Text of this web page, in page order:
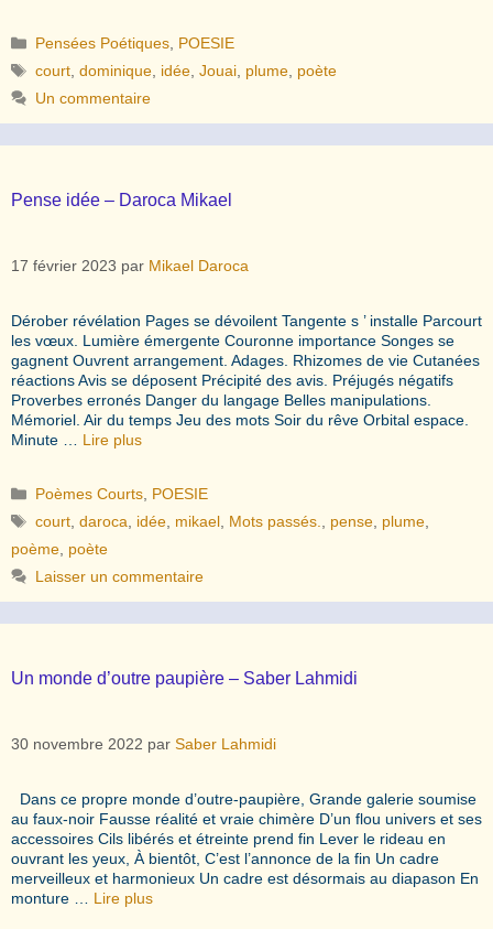
Catégories
Pensées Poétiques POESIE
Étiquettes
court ,dominique idée ,Jouai plume poète
Un commentaire
Pense idée – Daroca Mikael
17 février 2023 par Mikael Daroca
Dérober révélation Pages se dévoilent Tangente s ’ installe Parcourt
les vœux. Lumière émergente Couronne importance Songes se
gagnent Ouvrent arrangement. Adages. Rhizomes de vie Cutanées
réactions Avis se déposent Précipité des avis. Préjugés négatifs
Proverbes erronés Danger du langage Belles manipulations.
Mémoriel. Air du temps Jeu des mots Soir du rêve Orbital espace.
Minute … Lire plus
Catégories
Poèmes Courts POESIE
Étiquettes
court ,daroca idée mikael Mots passés. pense plume
poème poète
Laisser un commentaire
Un monde d’outre paupière – Saber Lahmidi
30 novembre 2022 par Saber Lahmidi
Dans ce propre monde d’outre-paupière, Grande galerie soumise
au faux-noir Fausse réalité et vraie chimère D’un flou univers et ses
accessoires Cils libérés et étreinte prend fin Lever le rideau en
ouvrant les yeux, À bientôt, C’est l’annonce de la fin Un cadre
merveilleux et harmonieux Un cadre est désormais au diapason En
monture … Lire plus